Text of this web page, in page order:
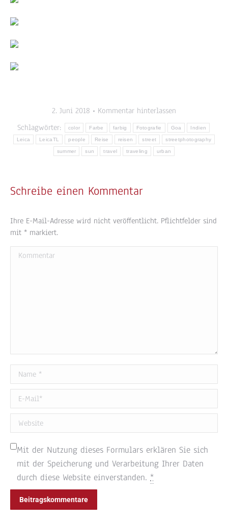
2. Juni 2018
Kommentar hinterlassen
Schlagwörter:
color Farbe farbig Fotografie Goa Indien
Leica LeicaTL people Reise reisen street streetphotography
summer sun travel traveling urban
Schreibe einen Kommentar
Ihre E-Mail-Adresse wird nicht veröffentlicht. Pflichtfelder sind
mit * markiert.
Kommentar
Name *
E-Mail *
Website
Mit der Nutzung dieses Formulars erklären Sie sich
mit der Speicherung und Verarbeitung Ihrer Daten
durch diese Website einverstanden. *
Beitragskommentare